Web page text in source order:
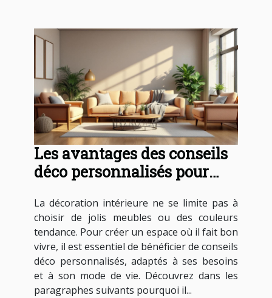
Les avantages des conseils
déco personnalisés pour
La décoration intérieure ne se limite pas à
choisir de jolis meubles ou des couleurs
tendance. Pour créer un espace où il fait bon
vivre, il est essentiel de bénéficier de conseils
déco personnalisés, adaptés à ses besoins
et à son mode de vie. Découvrez dans les
paragraphes suivants pourquoi il...